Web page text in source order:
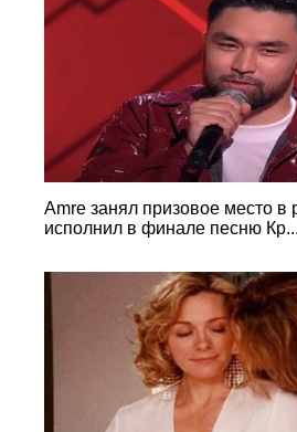
Amre занял призовое место в
исполнил в финале песню Кр...